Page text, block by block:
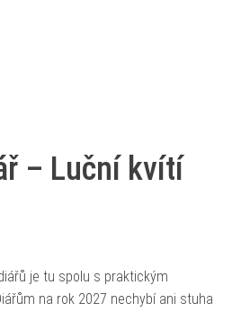
– Luční kvítí
149 Kč.
je tu spolu s praktickým
na rok 2027 nechybí ani stuha